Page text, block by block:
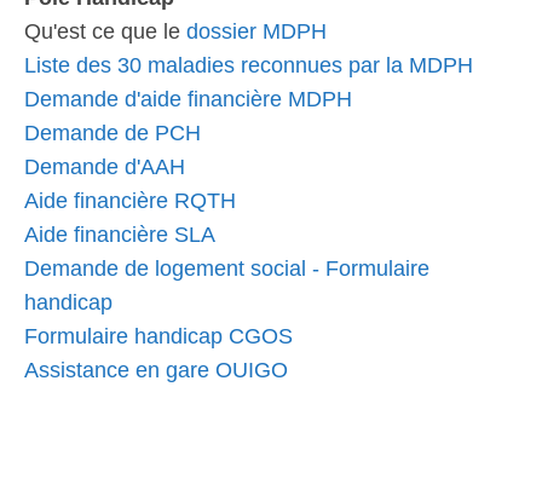
Qu'est ce que le dossier MDPH
Liste des 30 maladies reconnues par la MDPH
Demande d'aide financière MDPH
Demande de PCH
Demande d'AAH
Aide financière RQTH
Aide financière SLA
Demande de logement social - Formulaire
handicap
Formulaire handicap CGOS
Assistance en gare OUIGO